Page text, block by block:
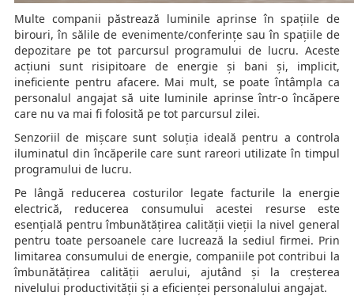
Multe companii păstrează luminile aprinse în spațiile de
birouri, în sălile de evenimente/conferințe sau în spațiile de
depozitare pe tot parcursul programului de lucru. Aceste
acțiuni sunt risipitoare de energie și bani și, implicit,
ineficiente pentru afacere. Mai mult, se poate întâmpla ca
personalul angajat să uite luminile aprinse într-o încăpere
care nu va mai fi folosită pe tot parcursul zilei.
Senzoriil de mișcare sunt soluția ideală pentru a controla
iluminatul din încăperile care sunt rareori utilizate în timpul
programului de lucru.
Pe lângă reducerea costurilor legate facturile la energie
electrică, reducerea consumului acestei resurse este
esențială pentru îmbunătățirea calității vieții la nivel general
pentru toate persoanele care lucrează la sediul firmei. Prin
limitarea consumului de energie, companiile pot contribui la
îmbunătățirea calității aerului, ajutând și la creșterea
nivelului productivității și a eficienței personalului angajat.